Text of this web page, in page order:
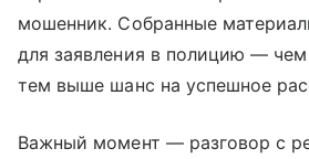
мошенник. Собранные
для заявления в полицию —
тем выше шанс на успешное
Важный момент — разговор с